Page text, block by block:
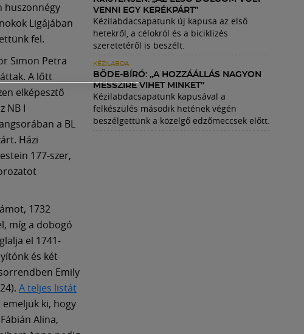
huszonnégy
Ligájában
fel.
Simon Petra
A lőtt
elképesztő
NB I
a BL
Házi
177-szer,
1732
míg a dobogó
el 1741-
és két
Emily
A teljes listát
ki, hogy
Alina,
VENNI EGY KERÉKPÁRT”
Kézilabdacsapatunk új kapusa az első
hetekről, a célokról és a biciklizés
szeretetéről is beszélt.
KÉZILABDA
BÖDE-BÍRÓ: „A HOZZÁÁLLÁS NAGYON
MESSZIRE VIHET MINKET”
Kézilabdacsapatunk kapusával a
felkészülés második hetének végén
beszélgettünk a közelgő edzőmeccsek előtt.